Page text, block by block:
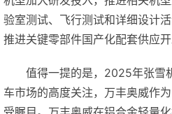
验室测试、飞行测试和详细设计
推进关键零部件国产化配套供应开
值得一提的是，2025年张雪
车市场的高度关注，万丰奥威作